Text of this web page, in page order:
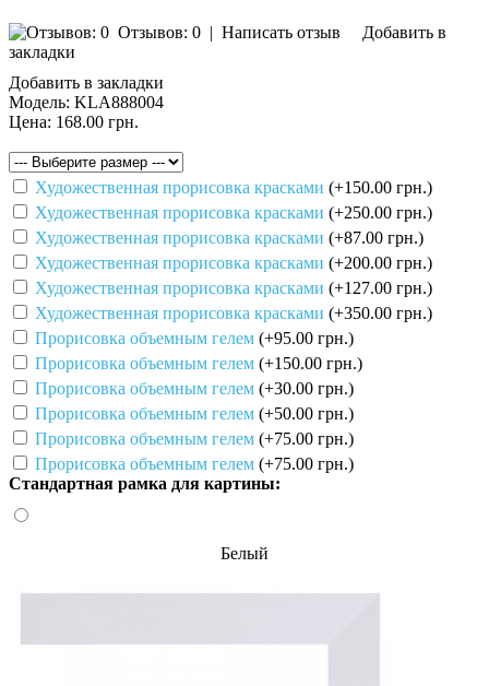
Отзывов: 0 | Написать отзыв
Добавить в
закладки
Добавить в закладки
Модель: KLA888004
Цена: 168.00 грн.
Художественная прорисовка красками (+150.00 грн.)
Художественная прорисовка красками (+250.00 грн.)
Художественная прорисовка красками (+87.00 грн.)
Художественная прорисовка красками (+200.00 грн.)
Художественная прорисовка красками (+127.00 грн.)
Художественная прорисовка красками (+350.00 грн.)
Прорисовка объемным гелем (+95.00 грн.)
Прорисовка объемным гелем (+150.00 грн.)
Прорисовка объемным гелем (+30.00 грн.)
Прорисовка объемным гелем (+50.00 грн.)
Прорисовка объемным гелем (+75.00 грн.)
Прорисовка объемным гелем (+75.00 грн.)
Стандартная рамка для картины:
Белый